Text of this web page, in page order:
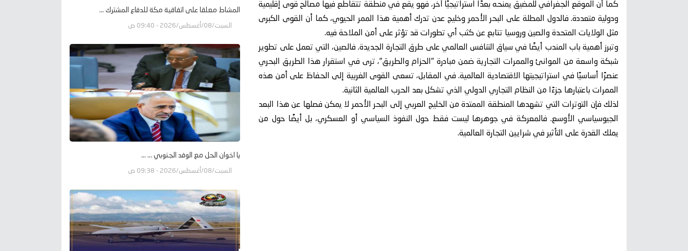
كما أن الموقع الجغرافي للمضيق يمنحه بعدًا استراتيجيًا آخر، فهو يقع في منطقة تتقاطع فيها مصالح قوى إقليمية
ودولية متعددة. فالدول المطلة على البحر الأحمر وخليج عدن تدرك أهمية هذا الممر الحيوي، كما أن القوى الكبرى
مثل الولايات المتحدة والصين وروسيا تتابع عن كثب أي تطورات قد تؤثر على أمن الملاحة فيه.
وتبرز أهمية باب المندب أيضًا في سياق التنافس العالمي على طرق التجارة الجديدة. فالصين، التي تعمل على تطوير
شبكة واسعة من الموانئ والممرات التجارية ضمن مبادرة "الحزام والطريق"، ترى في استقرار هذا الطريق البحري
عنصرًا أساسيًا في استراتيجيتها الاقتصادية العالمية. في المقابل، تسعى القوى الغربية إلى الحفاظ على أمن هذه
الممرات باعتبارها جزءًا من النظام التجاري الدولي الذي تشكل بعد الحرب العالمية الثانية.
لذلك فإن التوترات التي تشهدها المنطقة الممتدة من الخليج العربي إلى البحر الأحمر لا يمكن فصلها عن هذا البعد
الجيوسياسي الأوسع. فالمعركة في جوهرها ليست فقط حول النفوذ السياسي أو العسكري، بل أيضًا حول من
يملك القدرة على التأثير في شرايين التجارة العالمية.
المشاط معلقا على اتفاقية مكة للدفاع المشترك ...
السبت/08/أغسطس/2026 - 09:40 ص
يا اخوان الحل مع الوفد الجنوبي ... ...
السبت/08/أغسطس/2026 - 09:38 ص